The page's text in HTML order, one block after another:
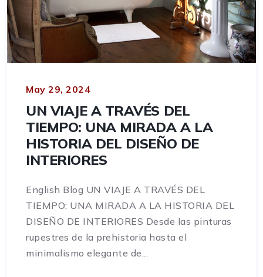
May 29, 2024
UN VIAJE A TRAVÉS DEL
TIEMPO: UNA MIRADA A LA
HISTORIA DEL DISEÑO DE
INTERIORES
English Blog UN VIAJE A TRAVÉS DEL
TIEMPO: UNA MIRADA A LA HISTORIA DEL
DISEÑO DE INTERIORES Desde las pinturas
rupestres de la prehistoria hasta el
minimalismo elegante de...